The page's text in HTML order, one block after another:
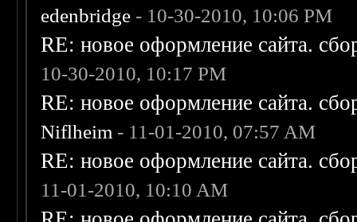
edenbridge - 10-30-2010, 10:06 PM
RE: новое оформление сайта.
10-30-2010, 10:17 PM
RE: новое оформление сайта.
Niflheim - 11-01-2010, 07:57 AM
RE: новое оформление сайта.
11-01-2010, 10:10 AM